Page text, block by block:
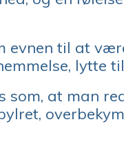
evnen til at
lytte
som, at man